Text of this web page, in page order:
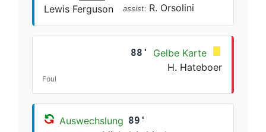
Lewis Ferguson assist: R. Orsolini
88'
Gelbe Karte
H. Hateboer
Foul
Auswechslung 89'